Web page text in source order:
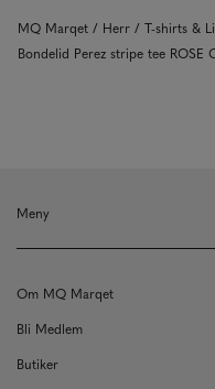
MQ Marqet Herr T-shirts &
Bondelid Perez stripe tee ROSE
Meny
Om MQ Marqet
Bli Medlem
Butiker